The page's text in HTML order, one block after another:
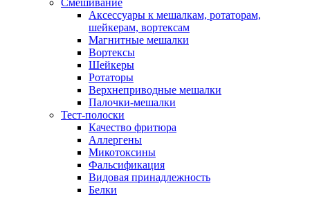
Смешивание
Аксессуары к мешалкам, ротаторам,
шейкерам, вортексам
Магнитные мешалки
Вортексы
Шейкеры
Ротаторы
Верхнеприводные мешалки
Палочки-мешалки
Тест-полоски
Качество фритюра
Аллергены
Микотоксины
Фальсификация
Видовая принадлежность
Белки